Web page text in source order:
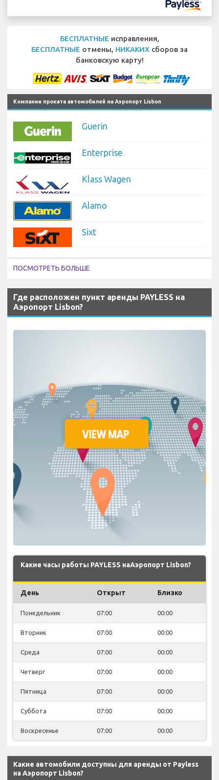
БЕСПЛАТНЫЕ исправления,
БЕСПЛАТНЫЕ отмены, НИКАКИХ сборов за
банковскую карту!
Компании проката автомобилей на Аэропорт Lisbon
Guerin
Enterprise
Klass Wagen
Alamo
Sixt
ПОСМОТРЕТЬ БОЛЬШЕ
Где расположен пункт аренды PAYLESS на
Аэропорт Lisbon?
Какие часы работы PAYLESS наАэропорт Lisbon?
День Открыт Близко
Понедельник 07:00 00:00
Вторник 07:00 00:00
Среда 07:00 00:00
Четверг 07:00 00:00
Пятница 07:00 00:00
Суббота 07:00 00:00
Воскресенье 07:00 00:00
Какие автомобили доступны для аренды от Payless
на Аэропорт Lisbon?